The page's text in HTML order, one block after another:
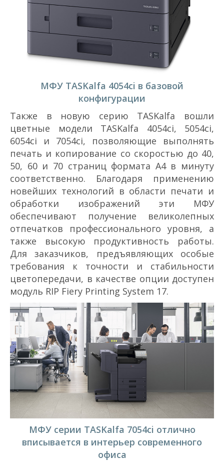
МФУ TASKalfa 4054ci в базовой
конфигурации
Также в новую серию TASKalfa вошли
цветные модели TASKalfa 4054ci, 5054ci,
6054ci и 7054ci, позволяющие выполнять
печать и копирование со скоростью до 40,
50, 60 и 70 страниц формата А4 в минуту
соответственно. Благодаря применению
новейших технологий в области печати и
обработки изображений эти МФУ
обеспечивают получение великолепных
отпечатков профессионального уровня, а
также высокую продуктивность работы.
Для заказчиков, предъявляющих особые
требования к точности и стабильности
цветопередачи, в качестве опции доступен
модуль RIP Fiery Printing System 17.
МФУ серии TASKalfa 7054ci отлично
вписывается в интерьер современного
офиса